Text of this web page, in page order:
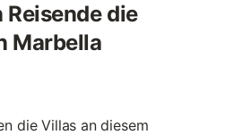
die
Marbella
die Villas an diesem